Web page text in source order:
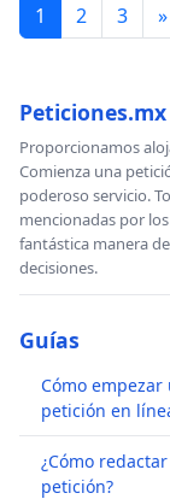
1 2 3 »
Peticiones.mx
Proporcionamos
Comienza una
poderoso servicio.
mencionadas por
fantástica manera
decisiones.
Guías
Cómo empezar
petición en
¿Cómo
petición?